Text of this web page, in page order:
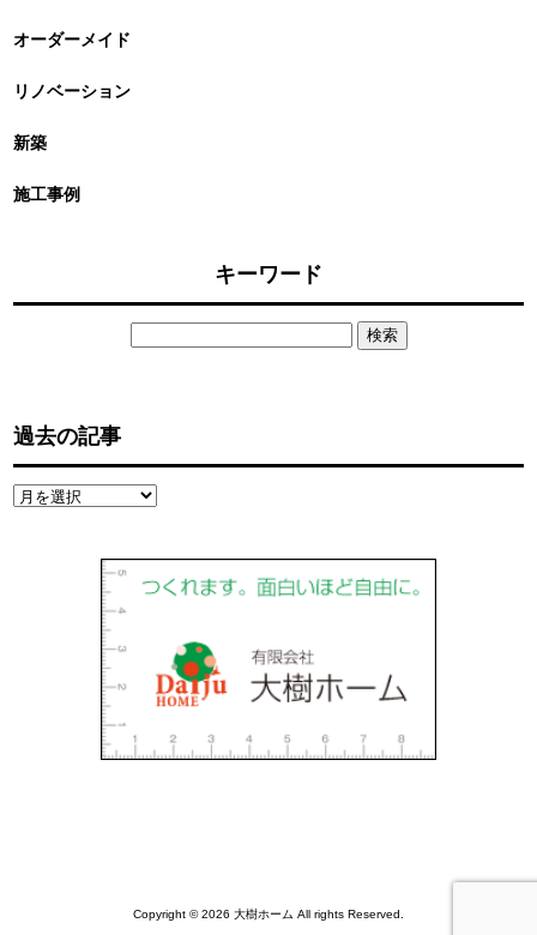
オーダーメイド
リノベーション
新築
施工事例
キーワード
過去の記事
過
Copyright © 2026 大樹ホーム All rights Reserved.